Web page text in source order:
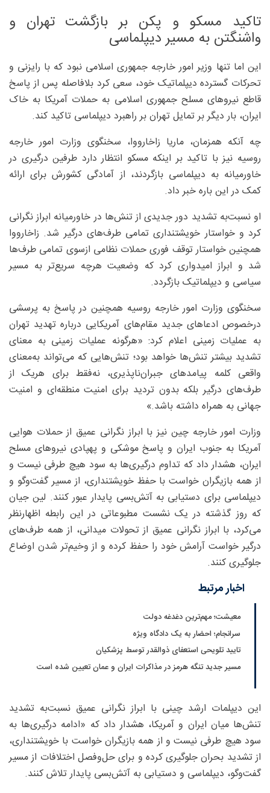
تاکید مسکو و پکن بر بازگشت تهران و
واشنگتن به مسیر دیپلماسی
این اما تنها وزیر امور خارجه جمهوری اسلامی نبود که با رایزنی و
تحرکات گسترده دیپلماتیک خود، سعی کرد بلافاصله پس از پاسخ
قاطع نیروهای مسلح جمهوری اسلامی به حملات آمریکا به خاک
ایران، بار دیگر بر تمایل تهران بر راهبرد دیپلماسی تاکید کند.
چه آنکه همزمان، ماریا زاخارووا، سخنگوی وزارت امور خارجه
روسیه نیز با تاکید بر اینکه مسکو انتظار دارد طرفین درگیری در
خاورمیانه به دیپلماسی بازگردند، از آمادگی کشورش برای ارائه
کمک در این باره خبر داد.
او نسبت‌به تشدید دور جدیدی از تنش‌ها در خاورمیانه ابراز نگرانی
کرد و خواستار خویشتنداری تمامی طرف‌های درگیر شد. زاخارووا
همچنین خواستار توقف فوری حملات نظامی ازسوی تمامی طرف‌ها
شد و ابراز امیدواری کرد که وضعیت هرچه سریع‌تر به مسیر
سیاسی و دیپلماتیک بازگردد.
سخنگوی وزارت امور خارجه روسیه همچنین در پاسخ به پرسشی
درخصوص ادعاهای جدید مقام‌های آمریکایی درباره تهدید تهران
به عملیات زمینی اعلام کرد: «هرگونه عملیات زمینی به معنای
تشدید بیشتر تنش‌ها خواهد بود؛ تنش‌هایی که می‌تواند به‌معنای
واقعی کلمه پیامدهای جبران‌ناپذیری، نه‌فقط برای هریک از
طرف‌های درگیر بلکه بدون تردید برای امنیت منطقه‌ای و امنیت
جهانی به همراه داشته باشد.»
وزارت امور خارجه چین نیز با ابراز نگرانی عمیق از حملات هوایی
آمریکا به جنوب ایران و پاسخ موشکی و پهپادی نیروهای مسلح
ایران، هشدار داد که تداوم درگیری‌ها به سود هیچ طرفی نیست و
از همه بازیگران خواست با حفظ خویشتنداری، از مسیر گفت‌وگو و
دیپلماسی برای دستیابی به آتش‌بسی پایدار عبور کنند. لین جیان
که روز گذشته در یک نشست مطبوعاتی در این رابطه اظهارنظر
می‌کرد، با ابراز نگرانی عمیق از تحولات میدانی، از همه طرف‌های
درگیر خواست آرامش خود را حفظ کرده و از وخیم‌تر شدن اوضاع
جلوگیری کنند.
اخبار مرتبط
معیشت؛ مهم‌ترین دغدغه دولت
سرانجام؛ احضار به یک دادگاه ویژه
تایید تلویحی استعفای ذوالقدر توسط پزشکیان
مسیر جدید تنگه هرمز در مذاکرات ایران و عمان تعیین شده ‌است
این دیپلمات ارشد چینی با ابراز نگرانی عمیق نسبت‌به تشدید
تنش‌ها میان ایران و آمریکا، هشدار داد که «ادامه درگیری‌ها به
سود هیچ طرفی نیست و از همه بازیگران خواست با خویشتنداری،
از تشدید بحران جلوگیری کرده و برای حل‌وفصل اختلافات از مسیر
گفت‌وگو، دیپلماسی و دستیابی به آتش‌بسی پایدار تلاش کنند.